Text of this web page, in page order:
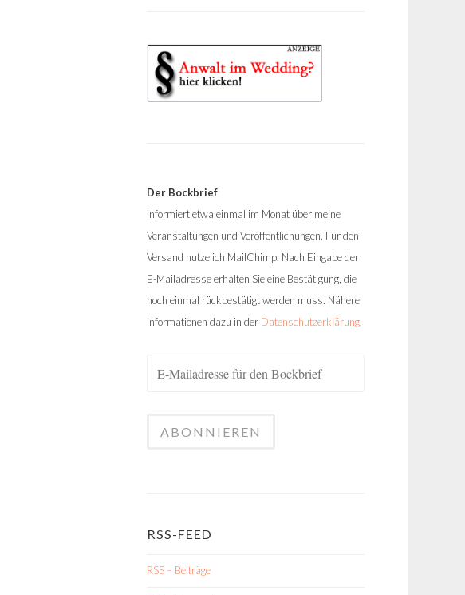
Der Bockbrief
informiert etwa einmal im Monat über meine
Veranstaltungen und Veröffentlichungen. Für den
Versand nutze ich MailChimp. Nach Eingabe der
E-Mailadresse erhalten Sie eine Bestätigung, die
noch einmal rückbestätigt werden muss. Nähere
Informationen dazu in der Datenschutzerklärung.
RSS-FEED
RSS – Beiträge